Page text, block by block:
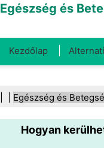
Egészség és
Kezdőlap
Fogegészség Diéta
Egészség
Egészség és
Hogyan